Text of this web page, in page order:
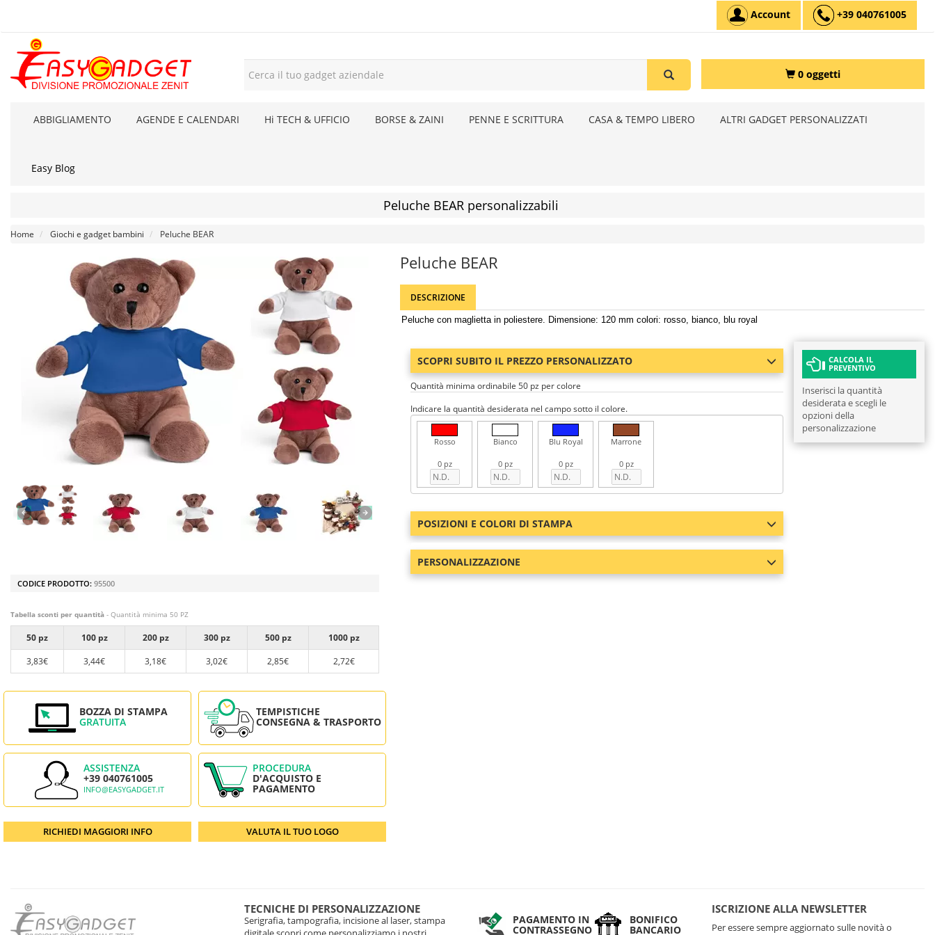
Account +39 040761005
0 oggetti
ABBIGLIAMENTO AGENDE E CALENDARI Hi TECH & UFFICIO BORSE & ZAINI PENNE E SCRITTURA CASA & TEMPO LIBERO ALTRI GADGET PERSONALIZZATI
Easy Blog
Peluche BEAR personalizzabili
Home Giochi e gadget bambini Peluche BEAR
CODICE PRODOTTO: 95500
Tabella sconti per quantità - Quantità minima 50 PZ
50 pz 100 pz 200 pz 300 pz 500 pz
1000 pz
3,83€
3,44€ 3,18€ 3,02€ 2,85€ 2,72€
BOZZA DI STAMPA
GRATUITA
TEMPISTICHE
CONSEGNA & TRASPORTO
ASSISTENZA
+39 040761005
INFO@EASYGADGET.IT
PROCEDURA
D'ACQUISTO E
PAGAMENTO
RICHIEDI MAGGIORI INFO VALUTA IL TUO LOGO
Peluche BEAR
DESCRIZIONE
Peluche con maglietta in poliestere. Dimensione: 120 mm colori: rosso, bianco, blu royal
SCOPRI SUBITO IL PREZZO PERSONALIZZATO
Quantità minima ordinabile 50 pz per colore
Indicare la quantità desiderata nel campo sotto il colore.
Rosso
0 pz
Bianco
0 pz
Blu Royal
0 pz
Marrone
0 pz
POSIZIONI E COLORI DI STAMPA
PERSONALIZZAZIONE
CALCOLA IL
PREVENTIVO
Inserisci la quantità
desiderata e scegli le
opzioni della
personalizzazione
TECNICHE DI PERSONALIZZAZIONE
Serigrafia, tampografia, incisione al laser, stampa
PAGAMENTO IN
CONTRASSEGNO
BONIFICO
BANCARIO
ISCRIZIONE ALLA NEWSLETTER
Per essere sempre aggiornato sulle novità o